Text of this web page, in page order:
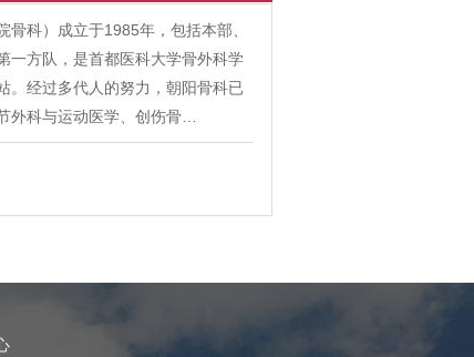
科）成立于1985年，包括本部、
一方队，是首都医科大学骨外科学
。经过多代人的努力，朝阳骨科已
外科与运动医学、创伤骨…